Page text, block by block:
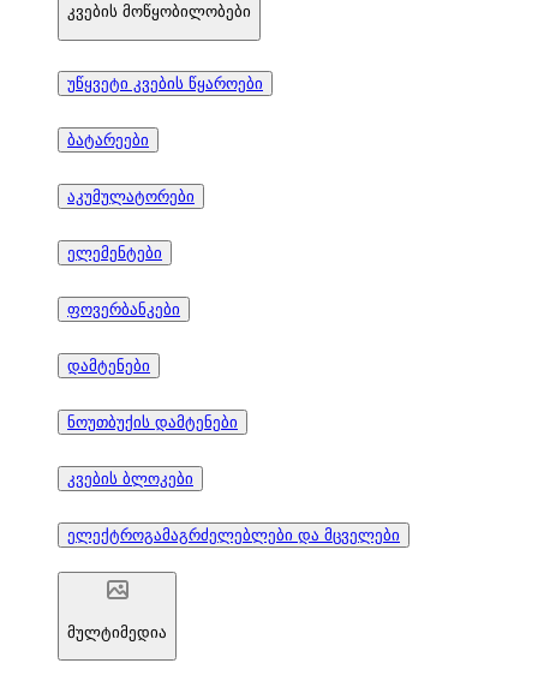
კვების მოწყობილობები
უწყვეტი კვების წყაროები
ბატარეები
აკუმულატორები
ელემენტები
ფოვერბანკები
დამტენები
ნოუთბუქის დამტენები
კვების ბლოკები
ელექტროგამაგრძელებლები და მცველები
მულტიმედია